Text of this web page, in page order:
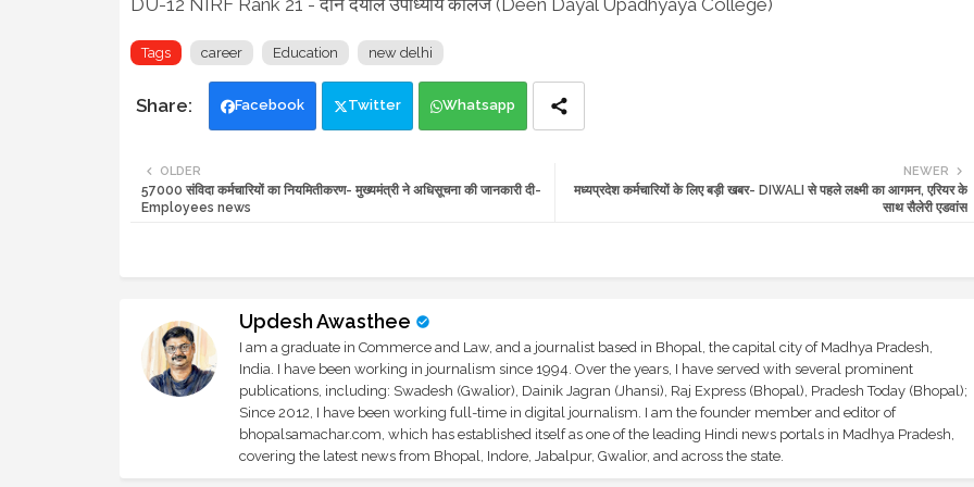
Tags career Education new delhi
Facebook Twitter Whatsapp
NEWER
मध्यप्रदेश कर्मचारियों के लिए बड़ी खबर- DIWALI से पहले लक्ष्मी का आगमन, एरियर के
साथ सैलेरी एडवांस
OLDER
57000 संविदा कर्मचारियों का नियमितीकरण- मुख्यमंत्री ने अधिसूचना की जानकारी दी-
Employees news
Updesh Awasthee
I am a graduate in Commerce and Law, and a journalist based in Bhopal, the capital city of Madhya Pradesh,
India. I have been working in journalism since 1994. Over the years, I have served with several prominent
publications, including: Swadesh (Gwalior), Dainik Jagran (Jhansi), Raj Express (Bhopal), Pradesh Today (Bhopal);
Since 2012, I have been working full-time in digital journalism. I am the founder member and editor of
bhopalsamachar.com, which has established itself as one of the leading Hindi news portals in Madhya Pradesh,
covering the latest news from Bhopal, Indore, Jabalpur, Gwalior, and across the state.